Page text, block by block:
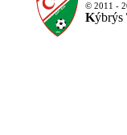
© 2011 -
Kýbrýs